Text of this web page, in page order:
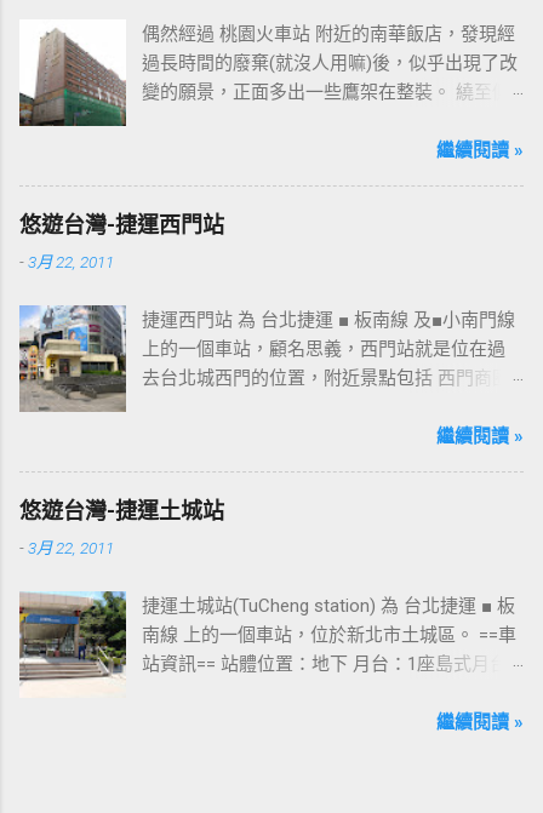
偶然經過 桃園火車站 附近的南華飯店，發現經
過長時間的廢棄(就沒人用嘛)後，似乎出現了改
變的願景，正面多出一些鷹架在整裝。 繞至側
桃園的民眾又有一個聚餐旅遊的好去處囉!!但今
趴走將持續為讀者們追蹤其動態消息，請各位
開始期待開幕日的來臨吧！ 南華飯店施工中現
繼續閱讀 »
悠遊台灣-捷運西門站
-3月 22, 2011
捷運西門站 為 台北捷運 ■ 板南線 及■小南門線
上的一個車站，顧名思義，西門站就是位在過
去台北城西門的位置，附近景點包括 西門商圈
圖中的六號出口，因位處 西門商圈 之入口，成
等候的標的物，也是是最容易堵塞的出口。 捷
運西門站六號出口&西門町商圈 板南線上車站 [
站 ] - [ 龍山寺站 ] - [ 西門站 ] - [ 台北車站 ] - [
善導寺站 ] - [ 忠孝新生站 ] - [ 忠孝復興站 ] - [
忠孝敦化站 ] - [ 國父紀念館站 ] - [ 市政府站
繼續閱讀 »
悠遊台灣-捷運土城站
-3月 22, 2011
捷運土城站(TuCheng station) 為 台北捷運 ■ 板
南線 上的一個車站，位於新北市土城區。 ==車
站資訊== 站體位置：地下 月台：1座島式月台
站 ] ---->往 板橋站 、 台北車站 、 南港展覽館
繼續閱讀 »